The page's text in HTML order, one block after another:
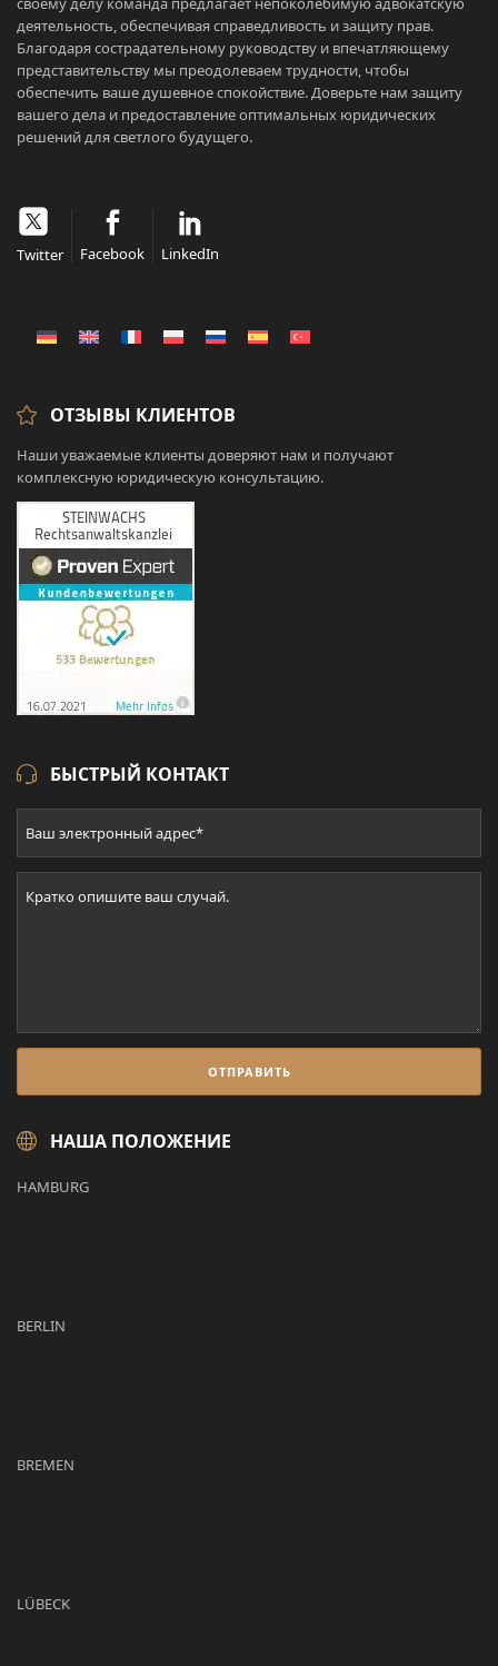
деятельность, обеспечивая справедливость и защиту прав.
Благодаря сострадательному руководству и впечатляющему
представительству мы преодолеваем трудности, чтобы
обеспечить ваше душевное спокойствие. Доверьте нам защиту
вашего дела и предоставление оптимальных юридических
решений для светлого будущего.
Twitter Facebook LinkedIn
ОТЗЫВЫ КЛИЕНТОВ
Наши уважаемые клиенты доверяют нам и получают
комплексную юридическую консультацию.
БЫСТРЫЙ КОНТАКТ
НАША ПОЛОЖЕНИЕ
HAMBURG
BERLIN
BREMEN
LÜBECK